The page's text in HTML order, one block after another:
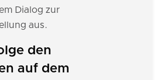
Dialog zur
aus.
den
auf dem